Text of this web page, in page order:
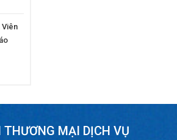
Viên
MẠI DỊCH VỤ